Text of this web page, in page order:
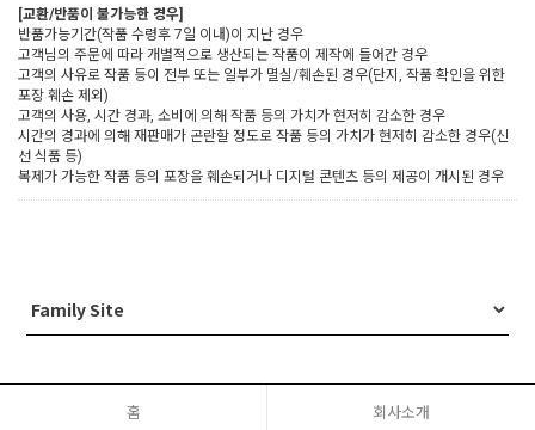
[교환/반품이 불가능한 경우]
반품가능기간(작품 수령후 7일 이내)이 지난 경우
고객님의 주문에 따라 개별적으로 생산되는 작품이 제작에 들어간 경우
고객의 사유로 작품 등이 전부 또는 일부가 멸실/훼손된 경우(단지, 작품 확인을 위한
포장 훼손 제외)
고객의 사용, 시간 경과, 소비에 의해 작품 등의 가치가 현저히 감소한 경우
시간의 경과에 의해 재판매가 곤란할 정도로 작품 등의 가치가 현저히 감소한 경우(신
선 식품 등)
복제가 가능한 작품 등의 포장을 훼손되거나 디지털 콘텐츠 등의 제공이 개시된 경우
홈 회사소개